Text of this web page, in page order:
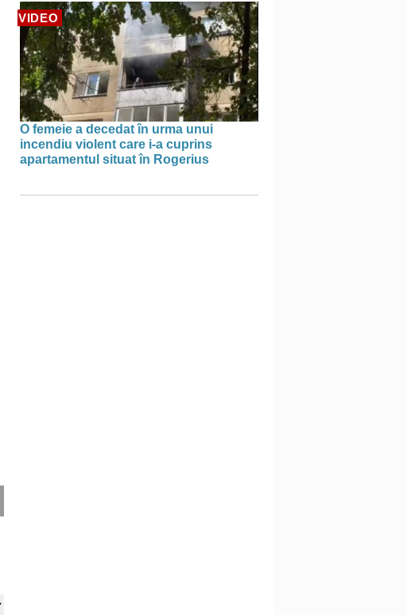
VIDEO
O femeie a decedat în urma unui
incendiu violent care i-a cuprins
apartamentul situat în Rogerius